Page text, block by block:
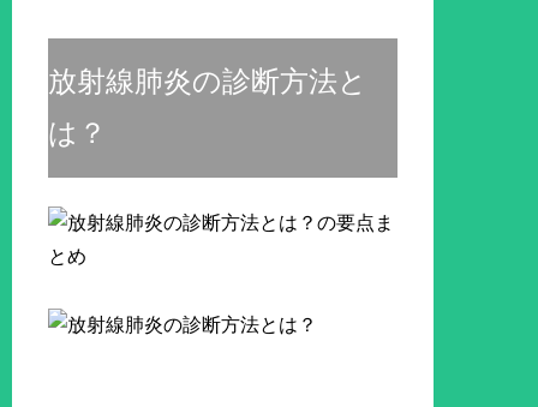
放射線肺炎の診断方法と
は？